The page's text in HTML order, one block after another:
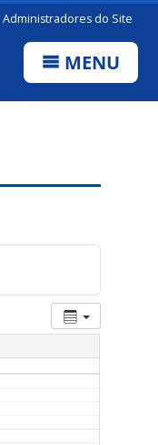
Administradores do Site
MENU